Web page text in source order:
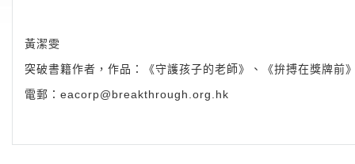
黃潔雯
突破書籍作者，作品：《守護孩子的老師》、《拚搏在獎牌前
電郵： eacorp@breakthrough.org.hk